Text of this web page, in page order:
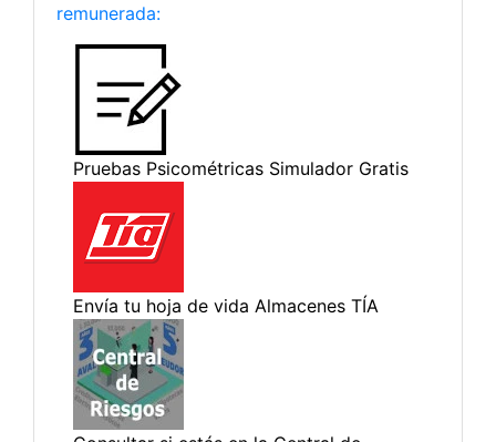
remunerada: